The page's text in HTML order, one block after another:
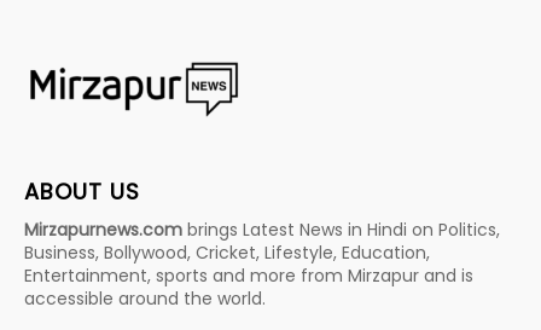
ABOUT US
Mirzapurnews.com brings Latest News in Hindi on Politics,
Business, Bollywood, Cricket, Lifestyle, Education,
Entertainment, sports and more from Mirzapur and is
accessible around the world.